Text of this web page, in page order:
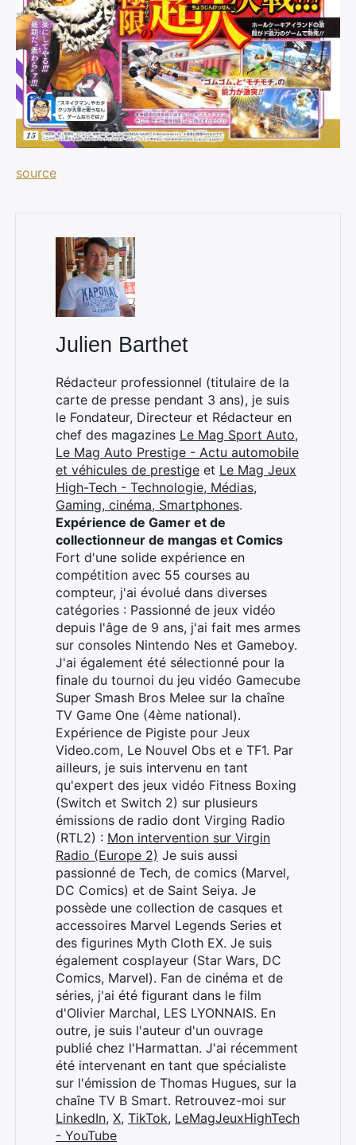
source
Julien Barthet
Rédacteur professionnel (titulaire de la
carte de presse pendant 3 ans), je suis
le Fondateur, Directeur et Rédacteur en
chef des magazines Le Mag Sport Auto,
Le Mag Auto Prestige - Actu automobile
et véhicules de prestige et Le Mag Jeux
High-Tech - Technologie, Médias,
Gaming, cinéma, Smartphones.
Expérience de Gamer et de
collectionneur de mangas et Comics
Fort d'une solide expérience en
compétition avec 55 courses au
compteur, j'ai évolué dans diverses
catégories : Passionné de jeux vidéo
depuis l'âge de 9 ans, j'ai fait mes armes
sur consoles Nintendo Nes et Gameboy.
J'ai également été sélectionné pour la
finale du tournoi du jeu vidéo Gamecube
Super Smash Bros Melee sur la chaîne
TV Game One (4ème national).
Expérience de Pigiste pour Jeux
Video.com, Le Nouvel Obs et e TF1. Par
ailleurs, je suis intervenu en tant
qu'expert des jeux vidéo Fitness Boxing
(Switch et Switch 2) sur plusieurs
émissions de radio dont Virging Radio
(RTL2) : Mon intervention sur Virgin
Radio (Europe 2) Je suis aussi
passionné de Tech, de comics (Marvel,
DC Comics) et de Saint Seiya. Je
possède une collection de casques et
accessoires Marvel Legends Series et
des figurines Myth Cloth EX. Je suis
également cosplayeur (Star Wars, DC
Comics, Marvel). Fan de cinéma et de
séries, j'ai été figurant dans le film
d'Olivier Marchal, LES LYONNAIS. En
outre, je suis l'auteur d'un ouvrage
publié chez l'Harmattan. J'ai récemment
été intervenant en tant que spécialiste
sur l'émission de Thomas Hugues, sur la
chaîne TV B Smart. Retrouvez-moi sur
LinkedIn, X, TikTok, LeMagJeuxHighTech
- YouTube
Rechercher